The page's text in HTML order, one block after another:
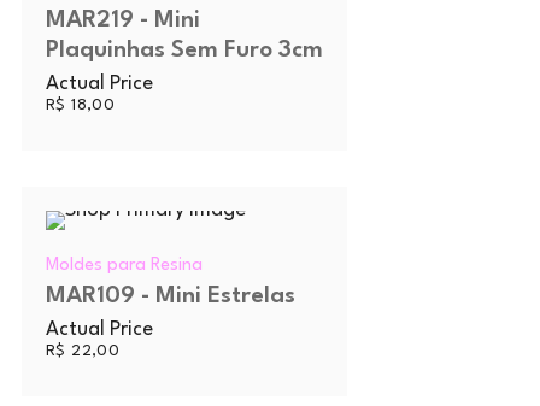
MAR219 - Mini
Plaquinhas Sem Furo 3cm
Actual Price
R$ 18,00
Moldes para Resina
MAR109 - Mini Estrelas
Actual Price
R$ 22,00